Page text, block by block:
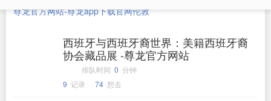
尊龙官方网站-尊龙app下载官网伦敦
西班牙与西班牙裔世界：美籍西班牙裔
协会藏品展 -尊龙官方网站
排队时间 0 分钟
9 记录 74 想去